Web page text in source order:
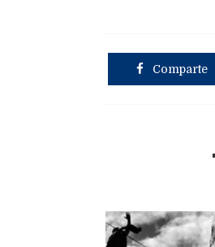
Comparte